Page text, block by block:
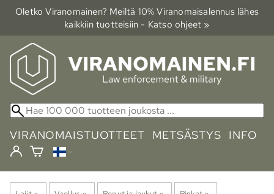
Oletko Viranomainen? Meiltä 10% Viranomais­alennus lähes
kaikkiin tuotteisiin - Katso ohjeet »
VIRANOMAISTUOTTEET METSÄSTYS INFO